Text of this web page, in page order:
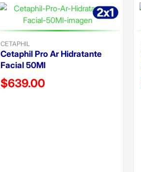
CETAPHIL
Cetaphil Pro Ar Hidratante
Facial 50Ml
Precio reducido de
$639.00